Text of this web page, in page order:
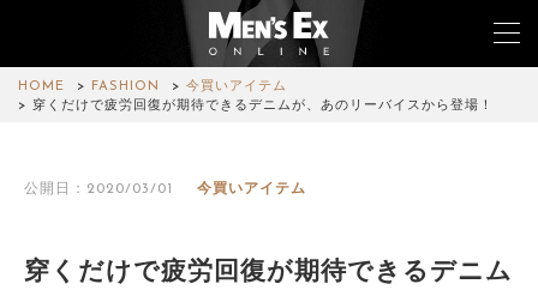
HOME FASHION
今買いアイテム
穿くだけで疲労回復が期待できるデニムが、あのリーバイスから登場！
公開日：2020/03/01 今買いアイテム
穿くだけで疲労回復が期待できるデニム
WATCH